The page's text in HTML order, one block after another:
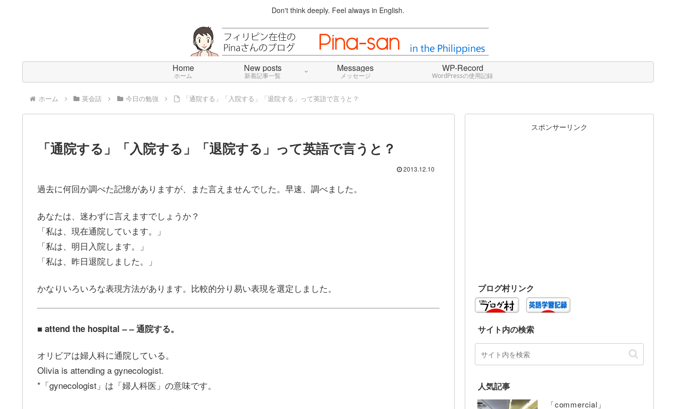
Don't think deeply. Feel always in English.
Home
ホーム
New posts
新着記事一覧
Messages
メッセージ
WP-Record
WordPressの使用記録
ホーム 英会話 今日の勉強 「通院する」「入院する」「退院する」って英語で言うと？
「通院する」「入院する」「退院する」って英語で言うと？
2013.12.10
過去に何回か調べた記憶がありますが、また言えませんでした。早速、調べました。
あなたは、迷わずに言えますでしょうか？
「私は、現在通院しています。」
「私は、明日入院します。」
「私は、昨日退院しました。」
かなりいろいろな表現方法があります。比較的分り易い表現を選定しました。
■ attend the hospital – – 通院する。
オリビアは婦人科に通院している。
Olivia is attending a gynecologist.
*「gynecologist」は「婦人科医」の意味です。
スポンサーリンク
ブログ村リンク
サイト内の検索
人気記事
「commercial」